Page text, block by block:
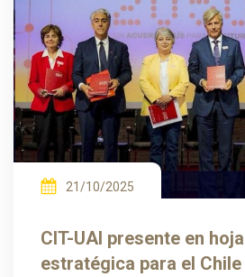
21/10/2025
CIT-UAI presente en
estratégica para el Chile